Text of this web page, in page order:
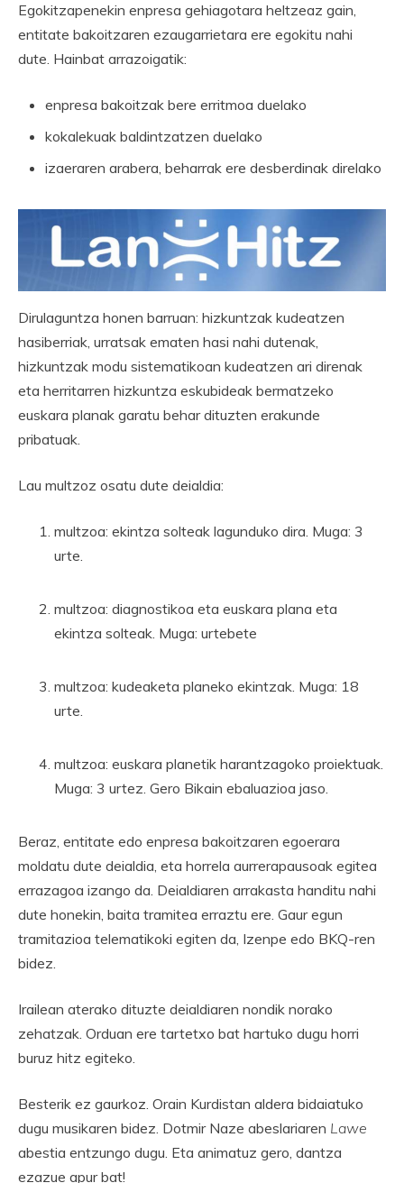
Egokitzapenekin enpresa gehiagotara heltzeaz gain,
entitate bakoitzaren ezaugarrietara ere egokitu nahi
dute. Hainbat arrazoigatik:
enpresa bakoitzak bere erritmoa duelako
kokalekuak baldintzatzen duelako
izaeraren arabera, beharrak ere desberdinak direlako
Dirulaguntza honen barruan: hizkuntzak kudeatzen
hasiberriak, urratsak ematen hasi nahi dutenak,
hizkuntzak modu sistematikoan kudeatzen ari direnak
eta herritarren hizkuntza eskubideak bermatzeko
euskara planak garatu behar dituzten erakunde
pribatuak.
Lau multzoz osatu dute deialdia:
multzoa: ekintza solteak lagunduko dira. Muga: 3
urte.
multzoa: diagnostikoa eta euskara plana eta
ekintza solteak. Muga: urtebete
multzoa: kudeaketa planeko ekintzak. Muga: 18
urte.
multzoa: euskara planetik harantzagoko proiektuak.
Muga: 3 urtez. Gero Bikain ebaluazioa jaso.
Beraz, entitate edo enpresa bakoitzaren egoerara
moldatu dute deialdia, eta horrela aurrerapausoak egitea
errazagoa izango da. Deialdiaren arrakasta handitu nahi
dute honekin, baita tramitea erraztu ere. Gaur egun
tramitazioa telematikoki egiten da, Izenpe edo BKQ-ren
bidez.
Irailean aterako dituzte deialdiaren nondik norako
zehatzak. Orduan ere tartetxo bat hartuko dugu horri
buruz hitz egiteko.
Besterik ez gaurkoz. Orain Kurdistan aldera bidaiatuko
dugu musikaren bidez. Dotmir Naze abeslariaren Lawe
abestia entzungo dugu. Eta animatuz gero, dantza
ezazue apur bat!